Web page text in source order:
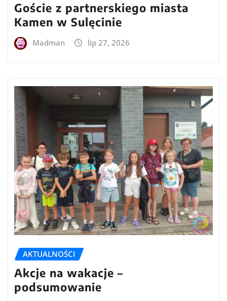
Goście z partnerskiego miasta
Kamen w Sulęcinie
Madman lip 27, 2026
AKTUALNOŚCI
Akcje na wakacje –
podsumowanie